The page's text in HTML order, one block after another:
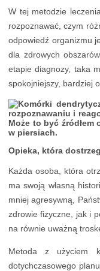
W tej metodzie
rozpoznawać, czym
odpowiedź organizmu
dla zdrowych
etapie diagnozy, taka
spokojniejszy, bardziej
Opieka, która
Każda osoba, która
ma swoją własną
mniej agresywną,
zdrowie fizyczne, jak i
na równie uważną
Metoda z użyciem
dotychczasowego